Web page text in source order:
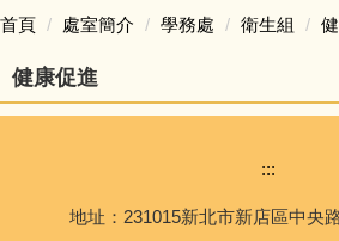
首頁 處室簡介 學務處 衛生組
健康促進
:::
地址：231015新北市新店區中央